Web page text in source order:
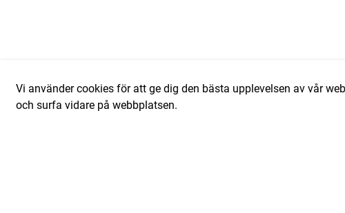
Vi använder cookies för att ge dig den bästa upplevelsen av vår
och surfa vidare på webbplatsen.